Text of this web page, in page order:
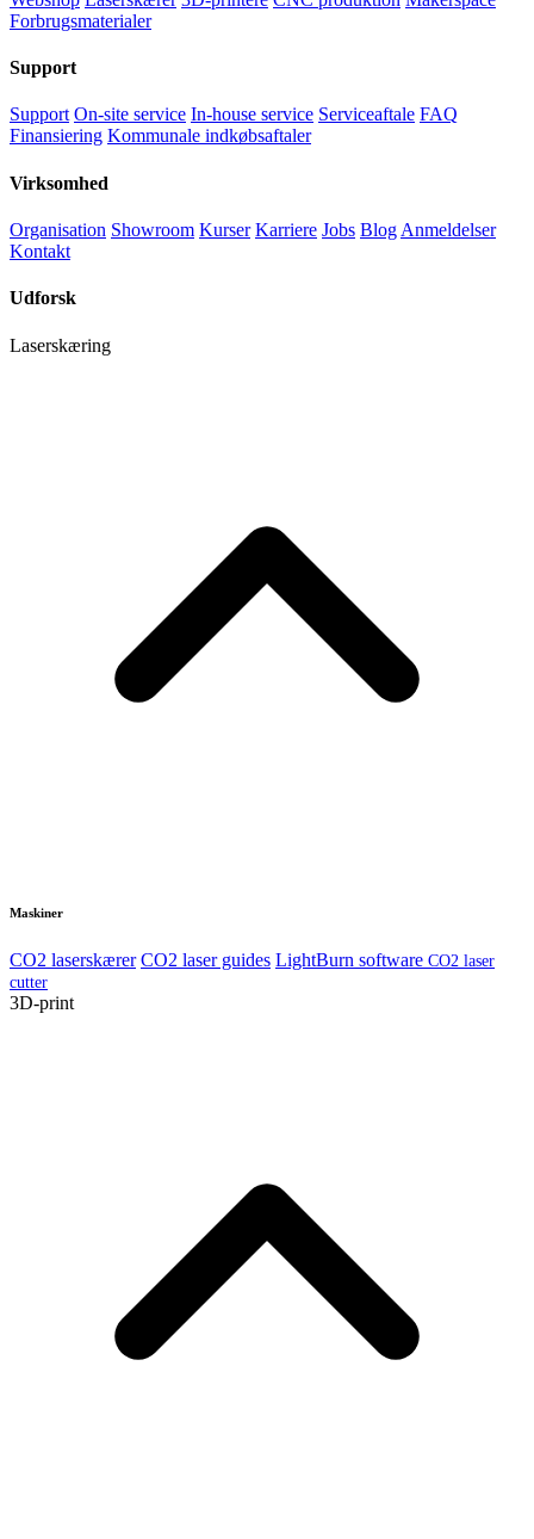
Forbrugsmaterialer
Support
Support On-site service In-house service Serviceaftale FAQ
Finansiering Kommunale indkøbsaftaler
Virksomhed
Organisation Showroom Kurser Karriere Jobs Blog Anmeldelser
Kontakt
Udforsk
Laserskæring
Maskiner
CO2 laserskærer CO2 laser guides LightBurn software CO2 laser
cutter
3D-print